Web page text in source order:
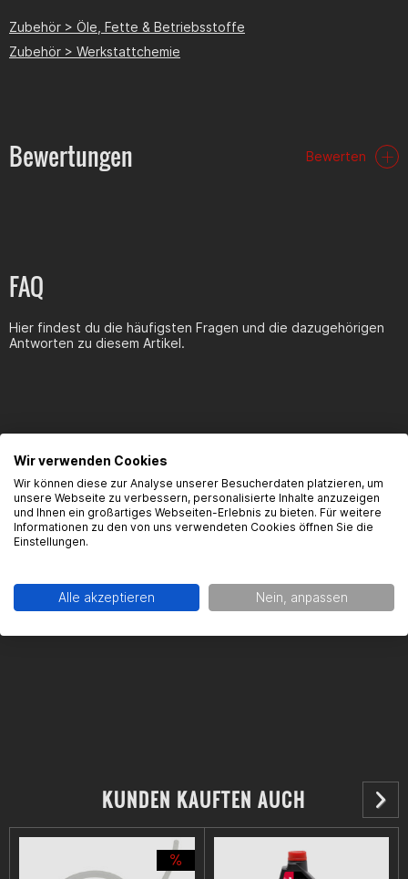
Zubehör > Öle, Fette & Betriebsstoffe
Zubehör > Werkstattchemie
Bewertungen Bewerten
FAQ
Hier findest du die häufigsten Fragen und die dazugehörigen
Antworten zu diesem Artikel.
Produktsicherheit
Kontaktinformationen des Herstellers:
Hansemannstraße 12
41468 Neuss
KUNDEN KAUFTEN AUCH
Wir verwenden Cookies
Wir können diese zur Analyse unserer Besucherdaten platzieren, um
unsere Webseite zu verbessern, personalisierte Inhalte anzuzeigen
und Ihnen ein großartiges Webseiten-Erlebnis zu bieten. Für weitere
Informationen zu den von uns verwendeten Cookies öffnen Sie die
Einstellungen.
Alle akzeptieren Nein, anpassen